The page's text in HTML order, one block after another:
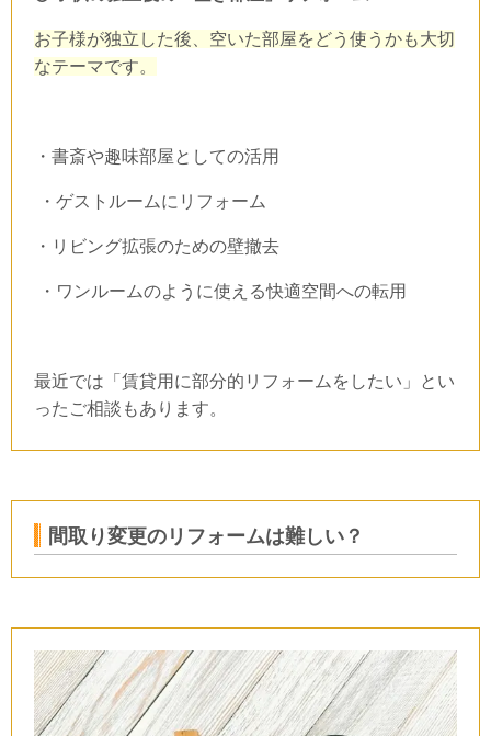
お子様が独立した後、空いた部屋をどう使うかも大切
なテーマです。
・書斎や趣味部屋としての活用
・ゲストルームにリフォーム
・リビング拡張のための壁撤去
・ワンルームのように使える快適空間への転用
最近では「賃貸用に部分的リフォームをしたい」とい
ったご相談もあります。
間取り変更のリフォームは難しい？